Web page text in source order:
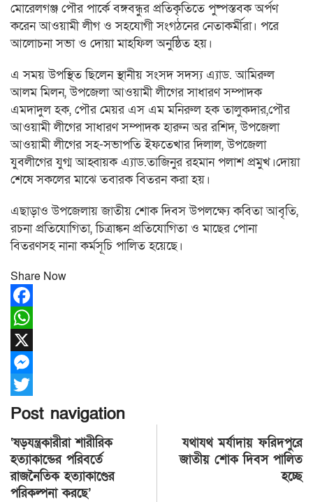
মোরেলগঞ্জ পৌর পার্কে বঙ্গবন্ধুর প্রতিকৃতিতে পুষ্পস্তবক অর্পণ
করেন আওয়ামী লীগ ও সহযোগী সংগঠনের নেতাকর্মীরা। পরে
আলোচনা সভা ও দোয়া মাহফিল অনুষ্ঠিত হয়।
এ সময় উপস্থিত ছিলেন স্থানীয় সংসদ সদস্য এ্যাড. আমিরুল
আলম মিলন, উপজেলা আওয়ামী লীগের সাধারণ সম্পাদক
এমদাদুল হক, পৌর মেয়র এস এম মনিরুল হক তালুকদার,পৌর
আওয়ামী লীগের সাধারণ সম্পাদক হারুন অর রশিদ, উপজেলা
আওয়ামী লীগের সহ-সভাপতি ইফতেখার দিলাল, উপজেলা
যুবলীগের যুগ্ম আহ্বায়ক এ্যাড.তাজিনুর রহমান পলাশ প্রমুখ।দোয়া
শেষে সকলের মাঝে তবারক বিতরন করা হয়।
এছাড়াও উপজেলায় জাতীয় শোক দিবস উপলক্ষ্যে কবিতা আবৃতি,
রচনা প্রতিযোগিতা, চিত্রাঙ্কন প্রতিযোগিতা ও মাছের পোনা
বিতরণসহ নানা কর্মসূচি পালিত হয়েছে।
Share Now
Facebook
WhatsApp
X
Messenger
Twitter
Post navigation
‘ষড়যন্ত্রকারীরা শারীরিক
হত্যাকান্ডের পরিবর্তে
রাজনৈতিক হত্যাকাণ্ডের
পরিকল্পনা করছে’
যথাযথ মর্যাদায় ফরিদপুরে
জাতীয় শোক দিবস পালিত
হচ্ছে